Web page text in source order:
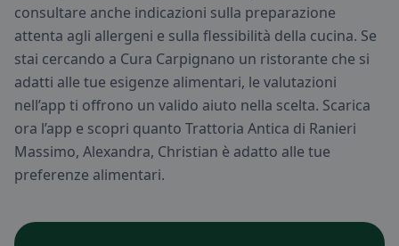
consultare anche indicazioni sulla preparazione
attenta agli allergeni e sulla flessibilità della cucina. Se
stai cercando a Cura Carpignano un ristorante che si
adatti alle tue esigenze alimentari, le valutazioni
nell’app ti offrono un valido aiuto nella scelta. Scarica
ora l’app e scopri quanto Trattoria Antica di Ranieri
Massimo, Alexandra, Christian è adatto alle tue
preferenze alimentari.